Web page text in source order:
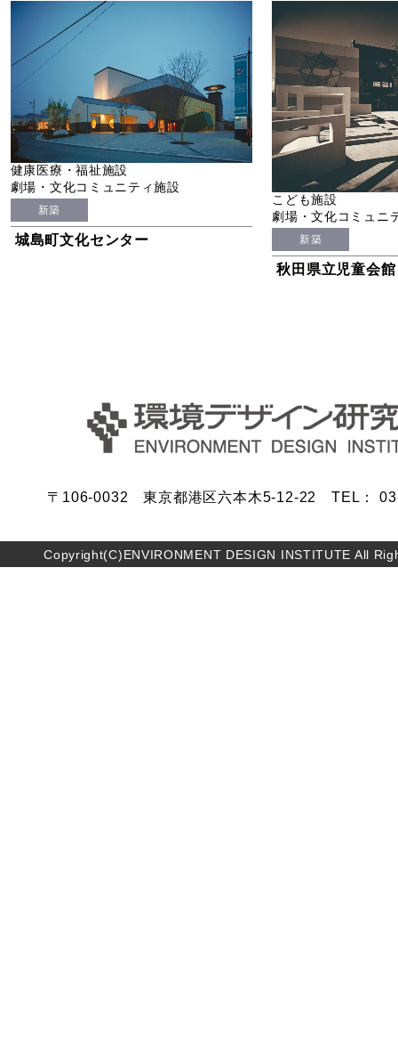
健康医療・福祉施設
劇場・文化コミュニティ施設
新築
城島町文化センター
こども施設
劇場・文化コミュニ
新築
秋田県立児童会
〒106-0032 東京都港区六本木5-12-22 TEL：
Copyright(C)ENVIRONMENT DESIGN INSTITUTE All